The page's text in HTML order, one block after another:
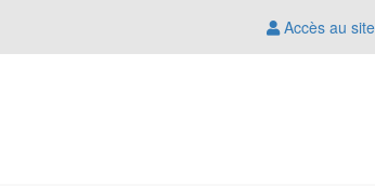
Accès au site